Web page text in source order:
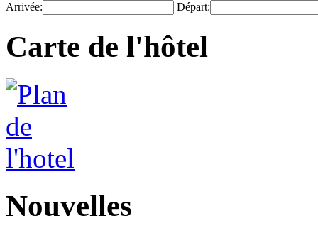
Arrivée: Départ:
Carte de l'hôtel
Nouvelles